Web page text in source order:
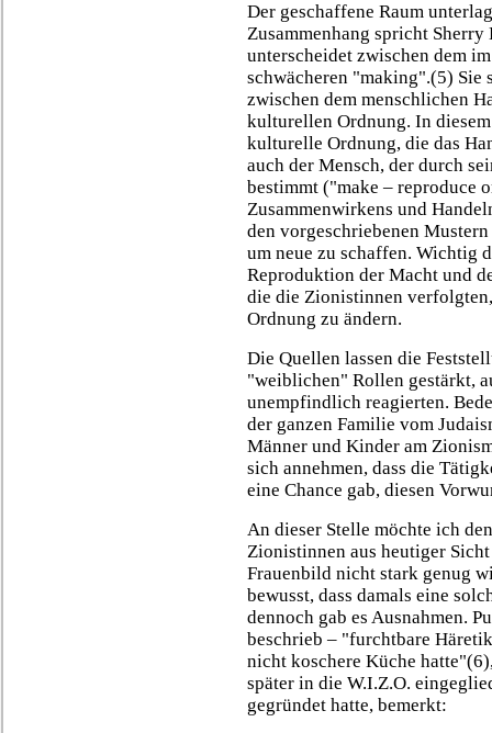
Der geschaffene Raum
Zusammenhang spricht
unterscheidet zwischen dem
schwächeren "making".(5)
zwischen dem menschlichen
kulturellen Ordnung. In
kulturelle Ordnung, die das
auch der Mensch, der durch
bestimmt ("make – reproduce
Zusammenwirkens und
den vorgeschriebenen
um neue zu schaffen. Wichtig
Reproduktion der Macht und
die die Zionistinnen
Ordnung zu ändern.
Die Quellen lassen die
"weiblichen" Rollen gestärkt,
unempfindlich reagierten.
der ganzen Familie vom
Männer und Kinder am
sich annehmen, dass die
eine Chance gab, diesen
An dieser Stelle möchte ich
Zionistinnen aus heutiger
Frauenbild nicht stark genug
bewusst, dass damals eine
dennoch gab es Ausnahmen.
beschrieb – "furchtbare
nicht koschere Küche
später in die W.I.Z.O.
gegründet hatte, bemerkt: